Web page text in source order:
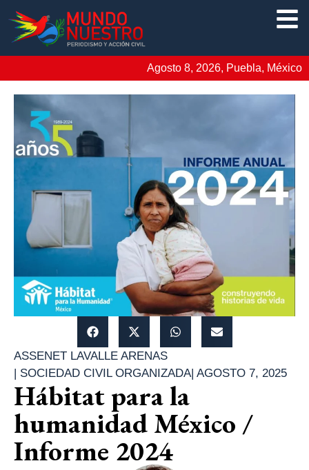
Agosto 8, 2026, Puebla, México
ASSENET LAVALLE ARENAS
SOCIEDAD CIVIL ORGANIZADA| AGOSTO 7, 2025
Hábitat para la
humanidad México /
Informe 2024